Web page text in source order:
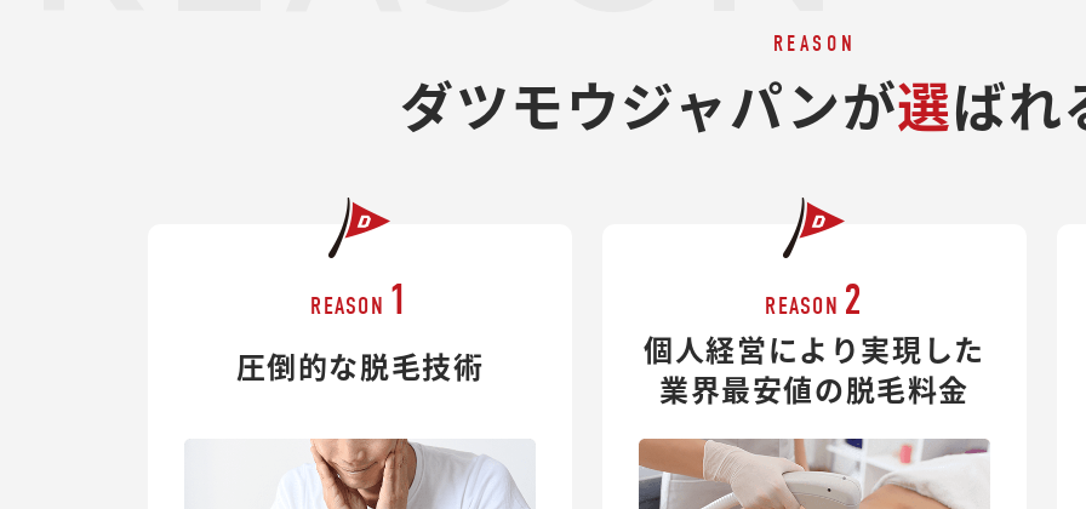
REASON
ダツモウジャパンが選ばれ
REASON 1
圧倒的な脱毛技術
REASON 2
個人経営により実現した
業界最安値の脱毛料金